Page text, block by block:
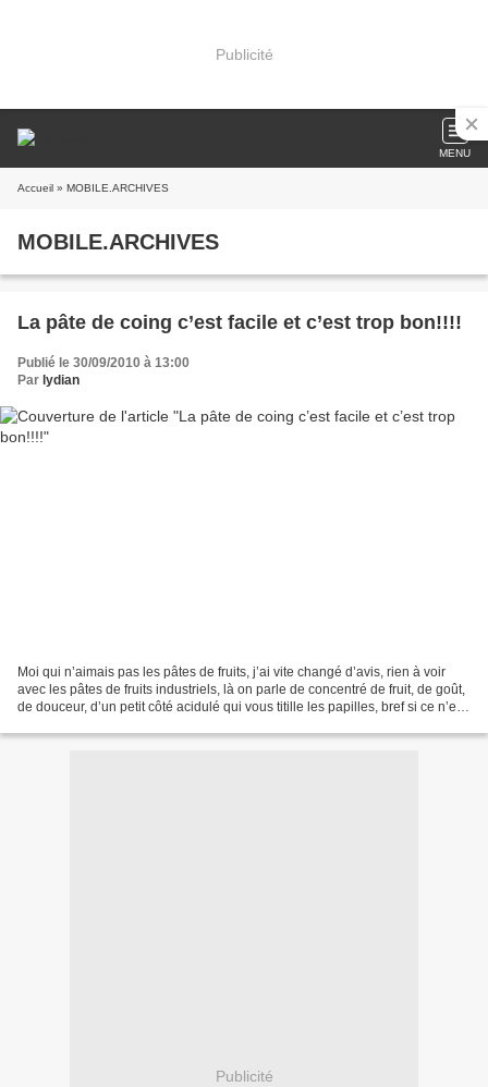
Publicité
MENU
Accueil » MOBILE.ARCHIVES
MOBILE.ARCHIVES
La pâte de coing c’est facile et c’est trop bon!!!!
Publié le 30/09/2010 à 13:00
Par lydian
Moi qui n’aimais pas les pâtes de fruits, j’ai vite changé d’avis, rien à voir
avec les pâtes de fruits industriels, là on parle de concentré de fruit, de goût,
de douceur, d’un petit côté acidulé qui vous titille les papilles, bref si ce n’est
Publicité